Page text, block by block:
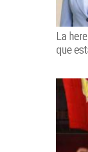
La
que